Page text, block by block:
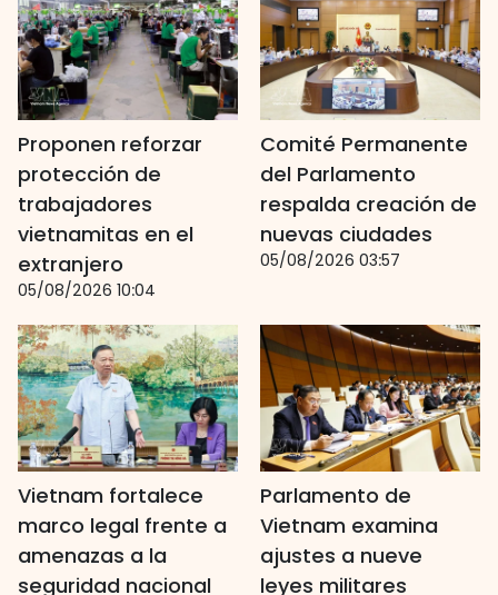
Proponen reforzar
protección de
trabajadores
vietnamitas en el
extranjero
05/08/2026 10:04
Comité Permanente
del Parlamento
respalda creación de
nuevas ciudades
05/08/2026 03:57
Vietnam fortalece
marco legal frente a
amenazas a la
seguridad nacional
Parlamento de
Vietnam examina
ajustes a nueve
leyes militares